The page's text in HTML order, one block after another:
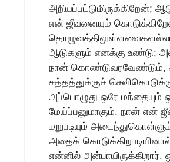
அறியப்பட்டுமிருக்கிறேன்;
என் ஜீவனையும்
ஆடுகளும் எனக்கு உண்டு;
நான்
சத்தத்துக்குச்
அப்பொழுது ஒரே மந்தையும்
மேய்ப்பனுமாகும். நான் என்
மறுபடியும்
அதைக் கொடுக்கிறபடியினால்
என்னில் அன்பாயிருக்கிறார்.